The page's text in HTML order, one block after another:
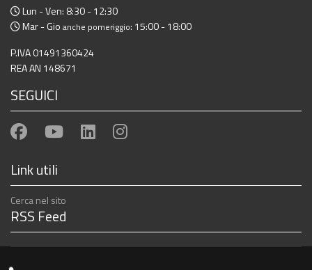
Lun - Ven: 8:30 - 12:30
Mar - Gio anche pomeriggio: 15:00 - 18:00
P.IVA 01491360424
REA AN 148671
SEGUICI
Link utili
Cerca nel sito
RSS Feed